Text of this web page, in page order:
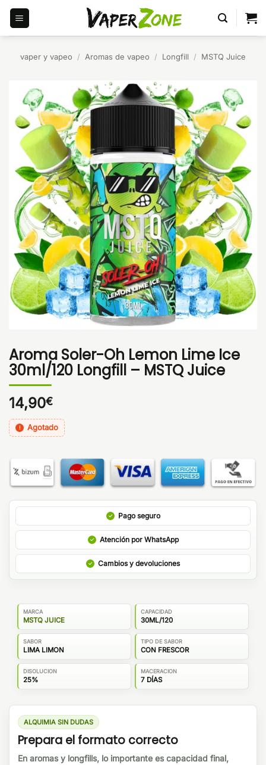
Saltar
contenido
vaper y vapeo / Aromas de vapeo / Longfill / MSTQ Juice
Aroma Soler-Oh Lemon Lime Ice
30ml/120 Longfill – MSTQ Juice
14,90€
Agotado
Pago seguro
Atención por WhatsApp
Cambios y devoluciones
MARCA
MSTQ JUICE
CAPACIDAD
30ML/120
SABOR
LIMA LIMON
TIPO DE SABOR
CON FRESCOR
DISOLUCION
25%
MACERACION
7 DÍAS
ALQUIMIA SIN DUDAS
Prepara el formato correcto
En aromas y longfills, lo importante es capacidad final,